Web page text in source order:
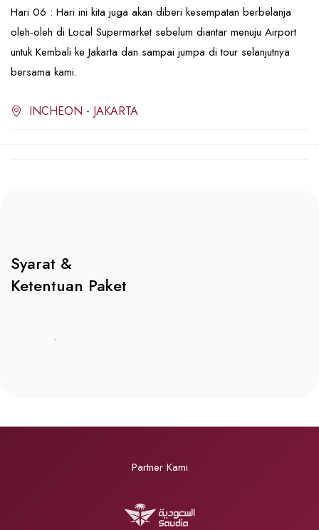
Hari 06 : Hari ini kita juga akan diberi kesempatan berbelanja
oleh-oleh di Local Supermarket sebelum diantar menuju Airport
untuk Kembali ke Jakarta dan sampai jumpa di tour selanjutnya
bersama kami.
INCHEON - JAKARTA
Syarat &
Ketentuan Paket
.
Partner Kami